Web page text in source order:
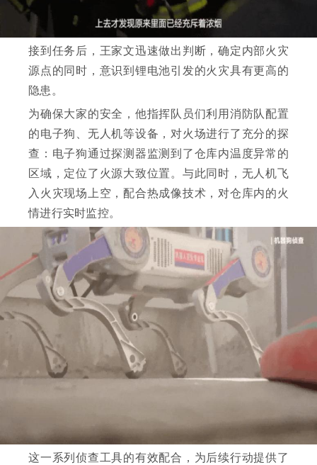
接到任务后，王家文迅速做出判断，确定内部火灾
源点的同时，意识到锂电池引发的火灾具有更高的
隐患。
为确保大家的安全，他指挥队员们利用消防队配置
的电子狗、无人机等设备，对火场进行了充分的探
查：电子狗通过探测器监测到了仓库内温度异常的
区域，定位了火源大致位置。与此同时，无人机飞
入火灾现场上空，配合热成像技术，对仓库内的火
情进行实时监控。
这一系列侦查工具的有效配合，为后续行动提供了